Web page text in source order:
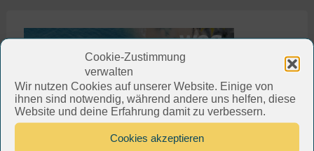
Cookie-Zustimmung
verwalten
Wir nutzen Cookies auf unserer Website. Einige von
ihnen sind notwendig, während andere uns helfen, diese
Website und deine Erfahrung damit zu verbessern.
Cookies akzeptieren